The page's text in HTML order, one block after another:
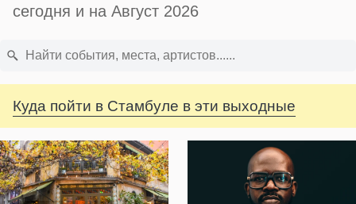
сегодня и на Август 2026
Куда пойти в Стамбуле в эти выходные